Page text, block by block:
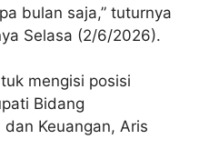
bulan saja,” tuturnya
Selasa (2/6/2026).
mengisi posisi
Bidang
Keuangan, Aris